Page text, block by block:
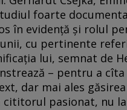
foarte
în evidenţă şi rolul
cu pertinente
lui, semnat de
– pentru a
dar mai ales
cititorul pasionat, nu